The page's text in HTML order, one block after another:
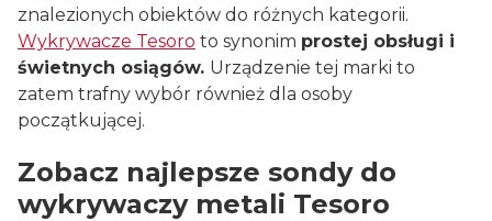
znalezionych obiektów do różnych kategorii.
Wykrywacze Tesoro to synonim prostej obsługi i
świetnych osiągów. Urządzenie tej marki to
zatem trafny wybór również dla osoby
początkującej.
Zobacz najlepsze sondy do
wykrywaczy metali Tesoro